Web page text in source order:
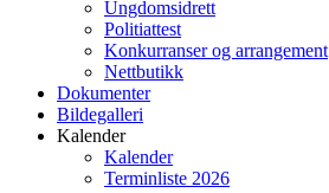
Ungdomsidrett
Politiattest
Konkurranser og arrangement
Nettbutikk
Dokumenter
Bildegalleri
Kalender
Kalender
Terminliste 2026